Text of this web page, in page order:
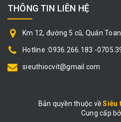
THÔNG TIN LIÊN HỆ
Km 12, đường 5 cũ, Quán
Hotline :0936.266.183 -
sieuthiocvit@gmail.com
Bản quyền thuộc vềSiêu
|
Cung cấp